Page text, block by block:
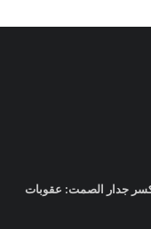
جدار الصمت: عقوبات